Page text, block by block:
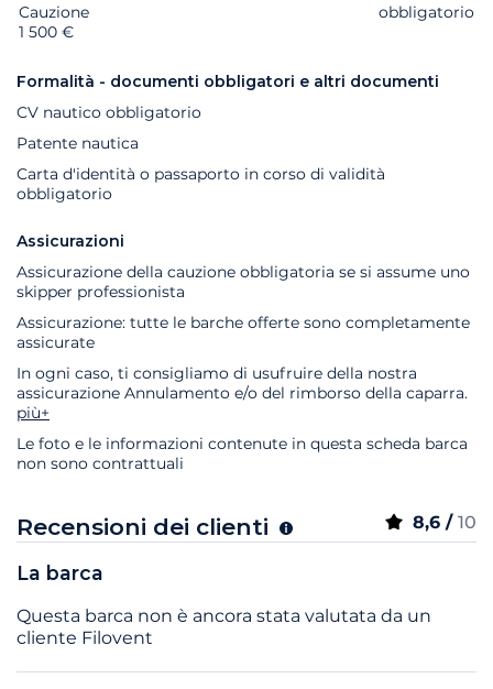
Extra Stato
Cauzione
obbligatorio
1 500 €
Formalità - documenti obbligatori e altri documenti
CV nautico obbligatorio
Patente nautica
Carta d'identità o passaporto in corso di validità
obbligatorio
Assicurazioni
Assicurazione della cauzione obbligatoria se si assume uno
skipper professionista
Assicurazione: tutte le barche offerte sono completamente
assicurate
In ogni caso, ti consigliamo di usufruire della nostra
assicurazione Annulamento e/o del rimborso della caparra.
più+
Le foto e le informazioni contenute in questa scheda barca
non sono contrattuali
Recensioni dei clienti 8,6 / 10
La barca
Questa barca non è ancora stata valutata da un
cliente Filovent